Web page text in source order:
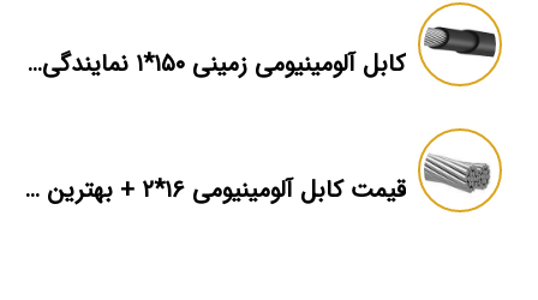
کابل آلومینیومی زمینی ۱۵۰*۱ نمایندگی فروش
قیمت کابل آلومینیومی ۱۶*۲ + بهترین برند بازار + اطلاعات فنی